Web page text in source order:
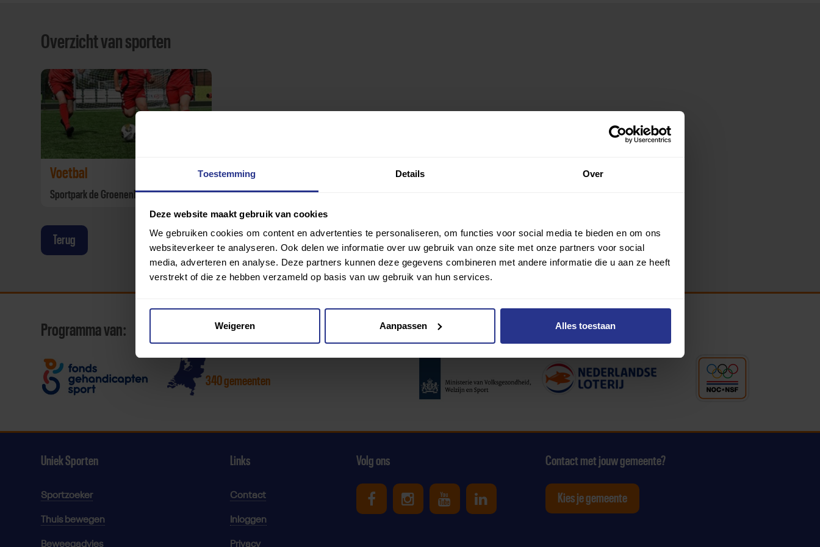
Toestemming Details Over
Deze website maakt gebruik van cookies
We gebruiken cookies om content en advertenties te personaliseren, om functies voor social media te bieden en om ons
websiteverkeer te analyseren. Ook delen we informatie over uw gebruik van onze site met onze partners voor social
media, adverteren en analyse. Deze partners kunnen deze gegevens combineren met andere informatie die u aan ze heeft
verstrekt of die ze hebben verzameld op basis van uw gebruik van hun services.
Weigeren Aanpassen Alles toestaan
Overzicht van sporten
Voetbal
Sportpark de Groenenberg
Terug
Programma van:
340 gemeenten
Partners:
Uniek Sporten
Sportzoeker
Thuis bewegen
Beweegadvies
Links
Contact
Inloggen
Privacy
Volg ons
Uniek Sporten op Facebook
Uniek Sporten op Instagram
Uniek Sporten op Youtube
Uniek Sporten op Linkedin
Contact met jouw gemeente?
Kies je gemeente